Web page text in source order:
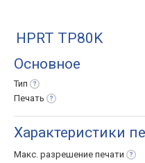
HPRT TP80K
Основное
Тип
Печать
Характеристики
Макс. разрешение печати